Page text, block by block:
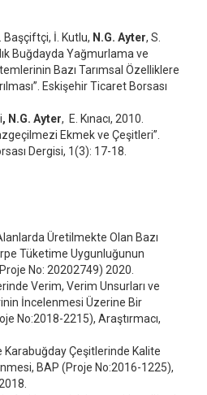
Başçiftçi, İ. Kutlu, N.G. Ayter, S.
Buğdayda Yağmurlama ve
Bazı Tarımsal Özelliklere
Eskişehir Ticaret Borsası
, N.G. Ayter, E. Kınacı, 2010.
Ekmek ve Çeşitleri”.
Dergisi, 1(3): 17-18.
Üretilmekte Olan Bazı
Tüketime Uygunluğunun
No: 20202749) 2020.
Verim, Verim Unsurları ve
İncelenmesi Üzerine Bir
No:2018-2215), Araştırmacı,
Karabuğday Çeşitlerinde Kalite
BAP (Proje No:2016-1225),